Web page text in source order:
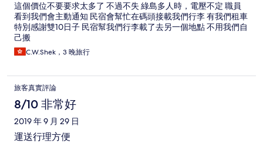
這個價位不要要求太多了 不過不失 綠島多人時，電壓不定 職員
看到我們會主動通知 民宿會幫忙在碼頭接載我們行李 有我們租車
特別感謝雙10日子 民宿幫我們行李載了去另一個地點 不用我們自
己搬
C.W.Shek，3 晚旅行
旅客真實評論
8/10 非常好
2019 年 9 月 29 日
運送行理方便